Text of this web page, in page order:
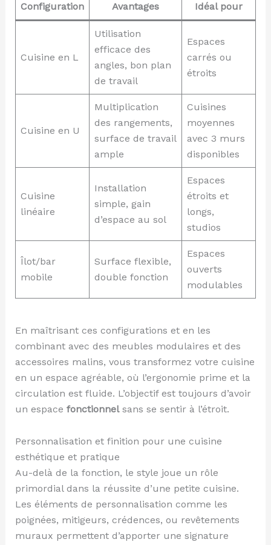
Configuration Avantages Idéal pour
Cuisine en L
Utilisation
efficace des
angles, bon plan
de travail
Espaces
carrés ou
étroits
Cuisine en U
Multiplication
des rangements,
surface de travail
ample
Cuisines
moyennes
avec 3 murs
disponibles
Cuisine
linéaire
Installation
simple, gain
d’espace au sol
Espaces
étroits et
longs,
studios
Îlot/bar
mobile
Surface flexible,
double fonction
Espaces
ouverts
modulables
En maîtrisant ces configurations et en les
combinant avec des meubles modulaires et des
accessoires malins, vous transformez votre cuisine
en un espace agréable, où l’ergonomie prime et la
circulation est fluide. L’objectif est toujours d’avoir
un espace fonctionnelsans se sentir à l’étroit.
Personnalisation et finition pour une cuisine
esthétique et pratique
Au-delà de la fonction, le style joue un rôle
primordial dans la réussite d’une petite cuisine.
Les éléments de personnalisation comme les
poignées, mitigeurs, crédences, ou revêtements
muraux permettent d’apporter une signature